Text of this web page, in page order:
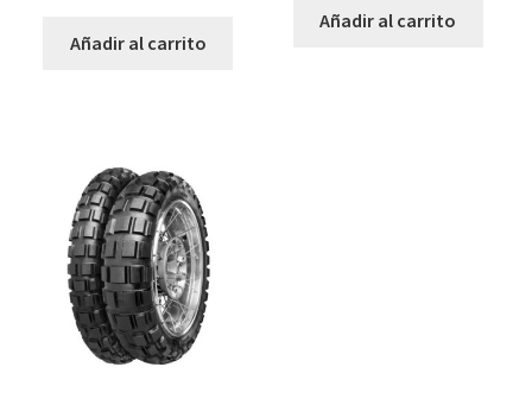
Añadir al carrito
Añadir al carrito